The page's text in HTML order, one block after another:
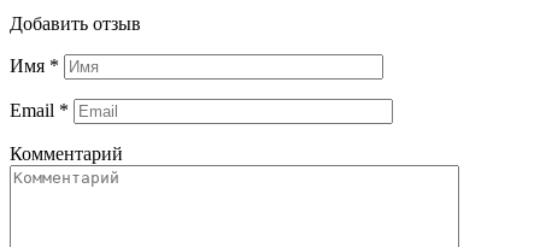
Добавить отзыв
Имя *
Email *
Комментарий